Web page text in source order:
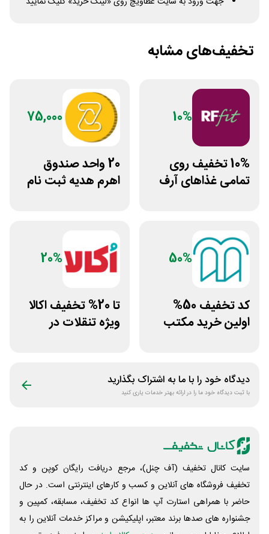
تخفیف‌های مشابه
10%
10% تخفیف روی
تمامی غذاهای آرف
75,000
20 واحد صندوق
اهرم هدیه ثبت نام
50%
کد تخفیف 50%
اولین خرید مکتب
20%
تا 20% تخفیف اکالا
ویژه تنقلات در
دیدگاه خود را با ما به اشتراک بگذارید
با ثبت دیدگاه خود ما را در ارائه بهتر خدمات یاری کنید
سایت کانال تخفیف (آف چنل)، مرجع دریافت رایگان کوپن و کد
تخفیف فروشگاه های آنلاین و کسب و‌ کارهای اینترنتی است. در حال
حاضر با همراهی استارت آپ ها انواع کد تخفیف، مسابقه، کمپین و
جشنواره های صدها برند معتبر، اپلیکیشن و مراکز خدمات آنلاین را به